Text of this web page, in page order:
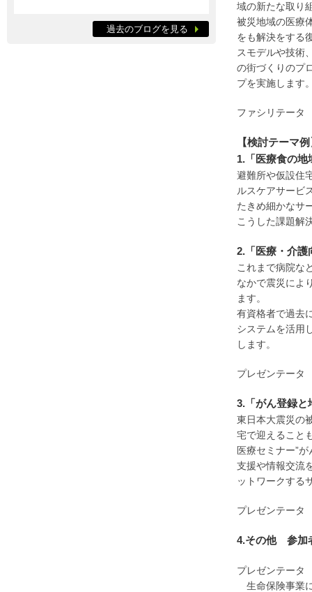
域の新たな取り
被災地域の医療
をも解決をする
スモデルや技術
の街づくりのプ
プを実施します
ファシリテー
【検討テーマ
1.「医療食の
避難所や仮設住
ルスケアサービ
たきめ細かなサ
こうした課題解
2.「医療・介護
これまで病院な
なかで震災によ
ます。
有資格者で過去
システムを活用
します。
プレゼンテー
3.「がん登録と
東日本大震災の
宅で迎えること
医療セミナー”
支援や情報交流
ットワークする
プレゼンテー
4.その他 参加
プレゼンテー
生命保険事業
過去のブログを見る